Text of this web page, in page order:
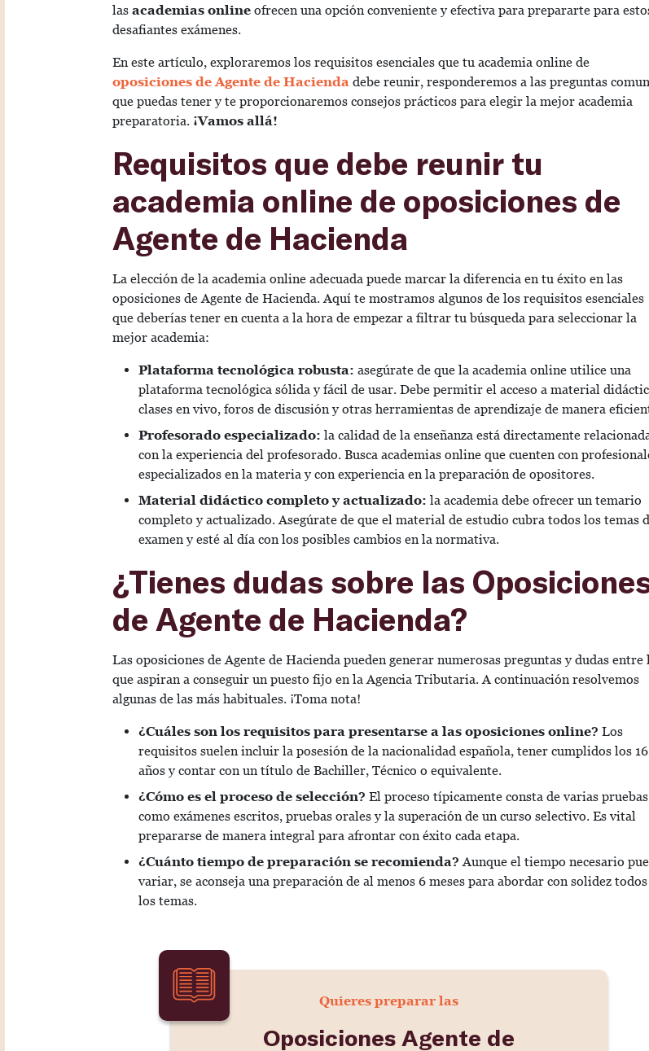
las academias online ofrecen una opción conveniente y efectiva para prepararte para
desafiantes exámenes.
En este artículo, exploraremos los requisitos esenciales que tu academia online de
oposiciones de Agente de Hacienda debe reunir, responderemos a las preguntas
que puedas tener y te proporcionaremos consejos prácticos para elegir la mejor academia
preparatoria. ¡Vamos allá!
Requisitos que debe reunir tu
academia online de oposiciones de
Agente de Hacienda
La elección de la academia online adecuada puede marcar la diferencia en tu éxito en las
oposiciones de Agente de Hacienda. Aquí te mostramos algunos de los requisitos esenciales
que deberías tener en cuenta a la hora de empezar a filtrar tu búsqueda para seleccionar la
mejor academia:
Plataforma tecnológica robusta: asegúrate de que la academia online utilice una
plataforma tecnológica sólida y fácil de usar. Debe permitir el acceso a material
clases en vivo, foros de discusión y otras herramientas de aprendizaje de manera
Profesorado especializado: la calidad de la enseñanza está directamente
con la experiencia del profesorado. Busca academias online que cuenten con
especializados en la materia y con experiencia en la preparación de opositores.
Material didáctico completo y actualizado: la academia debe ofrecer un temario
completo y actualizado. Asegúrate de que el material de estudio cubra todos los temas
examen y esté al día con los posibles cambios en la normativa.
¿Tienes dudas sobre las
de Agente de Hacienda?
Las oposiciones de Agente de Hacienda pueden generar numerosas preguntas y dudas entre
que aspiran a conseguir un puesto fijo en la Agencia Tributaria. A continuación resolvemos
algunas de las más habituales. ¡Toma nota!
¿Cuáles son los requisitos para presentarse a las oposiciones online? Los
requisitos suelen incluir la posesión de la nacionalidad española, tener cumplidos los 16
años y contar con un título de Bachiller, Técnico o equivalente.
¿Cómo es el proceso de selección? El proceso típicamente consta de varias
como exámenes escritos, pruebas orales y la superación de un curso selectivo. Es vital
prepararse de manera integral para afrontar con éxito cada etapa.
¿Cuánto tiempo de preparación se recomienda? Aunque el tiempo necesario
variar, se aconseja una preparación de al menos 6 meses para abordar con solidez todos
los temas.
Quieres preparar las
Oposiciones Agente de